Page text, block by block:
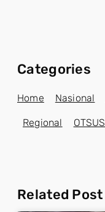
Categories
Home Nasional
Regional OTSUS
Related Post